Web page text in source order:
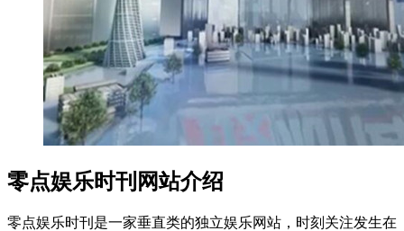
零点娱乐时刊网站介绍
零点娱乐时刊是一家垂直类的独立娱乐网站，时刻关注发生在